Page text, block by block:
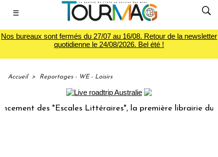
☰
Nos bureaux sont fermés du 27/07 au 16/08. Retour de la newsletter
quotidienne le 24/08/2026. Bel été !
Accueil > Reportages - WE - Loisirs
des "Escales Littéraires", la première librairie du